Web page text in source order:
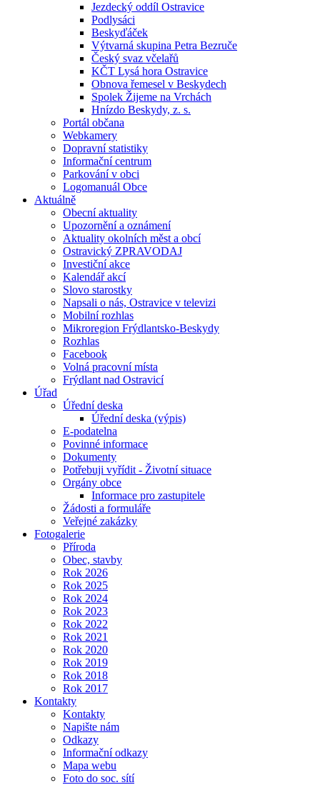
Jezdecký oddíl Ostravice
Podlysáci
Beskyďáček
Výtvarná skupina Petra Bezruče
Český svaz včelařů
KČT Lysá hora Ostravice
Obnova řemesel v Beskydech
Spolek Žijeme na Vrchách
Hnízdo Beskydy, z. s.
Portál občana
Webkamery
Dopravní statistiky
Informační centrum
Parkování v obci
Logomanuál Obce
Aktuálně
Obecní aktuality
Upozornění a oznámení
Aktuality okolních měst a obcí
Ostravický ZPRAVODAJ
Investiční akce
Kalendář akcí
Slovo starostky
Napsali o nás, Ostravice v televizi
Mobilní rozhlas
Mikroregion Frýdlantsko-Beskydy
Rozhlas
Facebook
Volná pracovní místa
Frýdlant nad Ostravicí
Úřad
Úřední deska
Úřední deska (výpis)
E-podatelna
Povinné informace
Dokumenty
Potřebuji vyřídit - Životní situace
Orgány obce
Informace pro zastupitele
Žádosti a formuláře
Veřejné zakázky
Fotogalerie
Příroda
Obec, stavby
Rok 2026
Rok 2025
Rok 2024
Rok 2023
Rok 2022
Rok 2021
Rok 2020
Rok 2019
Rok 2018
Rok 2017
Kontakty
Kontakty
Napište nám
Odkazy
Informační odkazy
Mapa webu
Foto do soc. sítí